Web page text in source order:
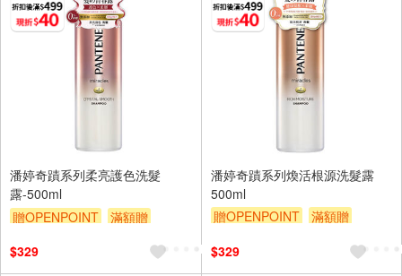
潘婷奇蹟系列柔亮護色洗髮
露-500ml
贈OPENPOINT
滿額贈
$329
潘婷奇蹟系列煥活根源洗髮露
500ml
贈OPENPOINT
滿額贈
$329